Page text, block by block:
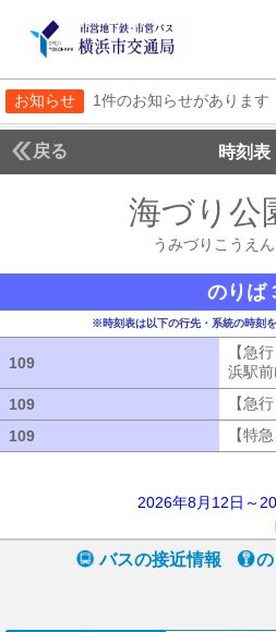
お知らせ 1件のお知らせがあります
戻る 時刻表
海づり公
うみづりこうえ
のりば
※時刻表は以下の行先・系統の時刻
109
【急
浜駅前
109
【急
109
【特
2026年8月12日～
バスの接近情報